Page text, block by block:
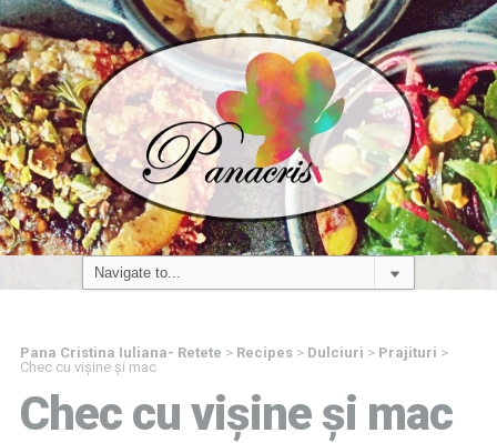
Pana Cristina Iuliana- Retete > Recipes> Dulciuri > Prajituri >
Chec cu vișine și mac
Chec cu vișine și mac